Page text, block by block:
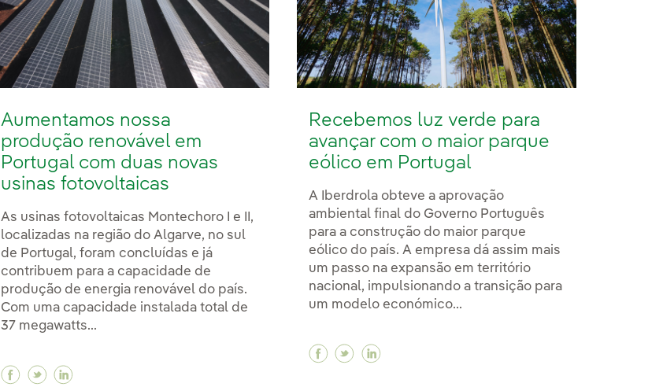
Aumentamos nossa
produção renovável em
Portugal com duas novas
usinas fotovoltaicas
As usinas fotovoltaicas Montechoro I e II,
localizadas na região do Algarve, no sul
de Portugal, foram concluídas e já
contribuem para a capacidade de
produção de energia renovável do país.
Com uma capacidade instalada total de
37 megawatts...
Facebook Aumentamos nossa produção renovável em Portugal com duas novas usinas
Twitter Aumentamos nossa produção renovável em Portugal com duas novas usinas
Recebemos luz verde para
avançar com o maior parque
eólico em Portugal
A Iberdrola obteve a aprovação
ambiental final do Governo Português
para a construção do maior parque
eólico do país. A empresa dá assim mais
um passo na expansão em território
nacional, impulsionando a transição para
um modelo económico...
Facebook Recebemos luz verde para avançar
Twitter Recebemos luz verde para avançar